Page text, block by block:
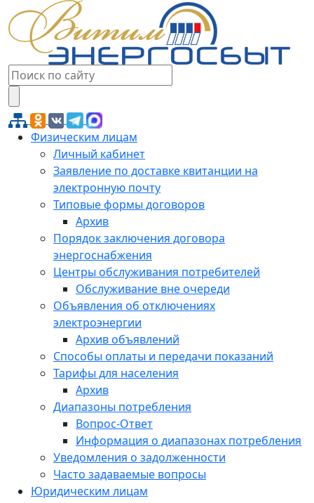
Физическим лицам
Личный кабинет
Заявление по доставке квитанции на
электронную почту
Типовые формы договоров
Архив
Порядок заключения договора
энергоснабжения
Центры обслуживания потребителей
Обслуживание вне очереди
Объявления об отключениях
электроэнергии
Архив объявлений
Способы оплаты и передачи показаний
Тарифы для населения
Архив
Диапазоны потребления
Вопрос-Ответ
Информация о диапазонах потребления
Уведомления о задолженности
Часто задаваемые вопросы
Юридическим лицам